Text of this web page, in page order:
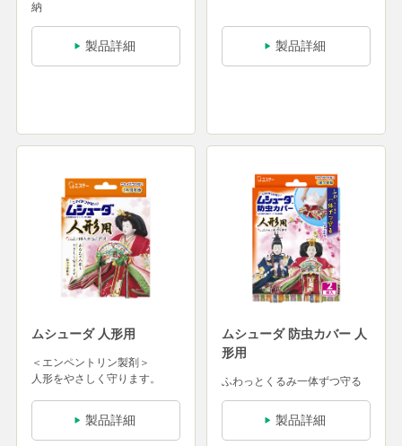
納
製品詳細 製品詳細
ムシューダ 人形用
＜エンペントリン製剤＞
人形をやさしく守ります。
製品詳細
ムシューダ 防虫カバー 人
形用
ふわっとくるみ一体ずつ守る
製品詳細